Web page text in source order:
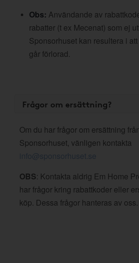
Obs: Användande av
rabatter (t ex Mecenat) som ej
Sponsorhuset kan resultera i
går förlorad.
Frågor om ersättning?
Om du har frågor om ersättning
Sponsorhuset, vänligen kontakta
info@sponsorhuset.se
OBS: Kontakta aldrig Em Home
har frågor kring rabattkoder eller
köp. Dessa frågor hanteras av